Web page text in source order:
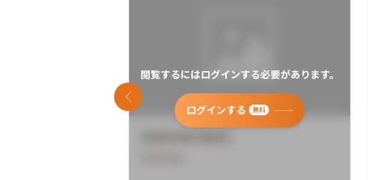
閲覧するにはログインする必要があります。
ログインする 無料
前のスライド